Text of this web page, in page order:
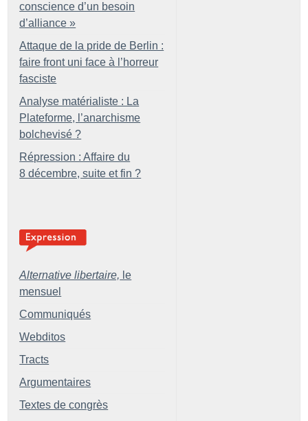
conscience d’un besoin
d’alliance »
Attaque de la pride de Berlin :
faire front uni face à l’horreur
fasciste
Analyse matérialiste : La
Plateforme, l’anarchisme
bolchevisé ?
Répression : Affaire du
8 décembre, suite et fin ?
Alternative libertaire, le
mensuel
Communiqués
Webditos
Tracts
Argumentaires
Textes de congrès